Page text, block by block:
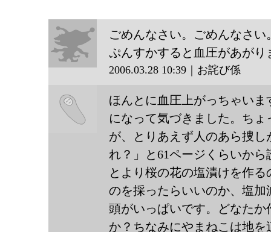
係
ごめんなさい。ごめんなさ
ぷんすかすると血圧があがり
2006.03.28 10:39｜お詫び係
ほんとに血圧上がっちゃい
になって気づきました。ち
が、とりあえず人のあら捜
れ？」と61ページくらいか
とより桜の花の塩漬けを作
のを採ったらいいのか、塩
頭がいっぱいです。どなた
か？ちなみにやまねこは地